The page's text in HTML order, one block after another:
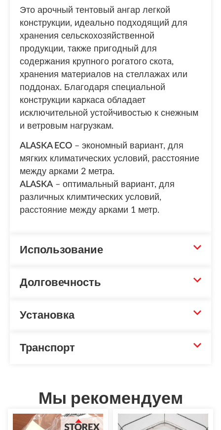
Это арочный тентовый ангар легкой
конструкции, идеально подходящий для
хранения сельскохозяйственной
продукции, также пригодный для
содержания крупного рогатого скота,
хранения материалов на стеллажах или
поддонах. Благодаря специальной
конструкции каркаса обладает
исключительной устойчивостью к снежным
и ветровым нагрузкам.
ALASKA ECO – экономный вариант, для
мягких климатических условий, расстояние
между арками 2 метра.
ALASKA– оптимальный вариант, для
различных климтических условий,
расстояние между арками 1 метр.
Использование
Долговечность
Установка
Транспорт
Мы рекомендуем